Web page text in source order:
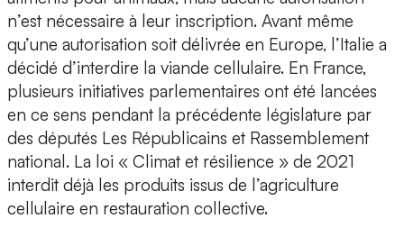
n’est nécessaire à leur inscription. Avant même
qu’une autorisation soit délivrée en Europe, l’Italie a
décidé d’interdire la viande cellulaire. En France,
plusieurs initiatives parlementaires ont été lancées
en ce sens pendant la précédente législature par
des députés Les Républicains et Rassemblement
national. La loi « Climat et résilience » de 2021
interdit déjà les produits issus de l’agriculture
cellulaire en restauration collective.